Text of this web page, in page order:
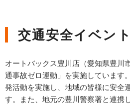
交通安全イベント
オートバックス豊川店（愛知県豊川
通事故ゼロ運動」を実施しています
発活動を実施し、地域の皆様に安全
す。また、地元の豊川警察署と連携